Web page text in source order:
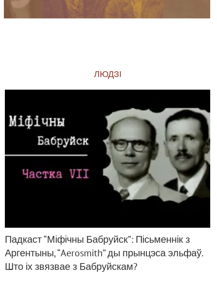
ЛЮДЗІ
Падкаст “Міфічны Бабруйск”: Пісьменнік з
Аргентыны, “Aerosmith” ды прынцэса эльфаў.
Што іх звязвае з Бабруйскам?